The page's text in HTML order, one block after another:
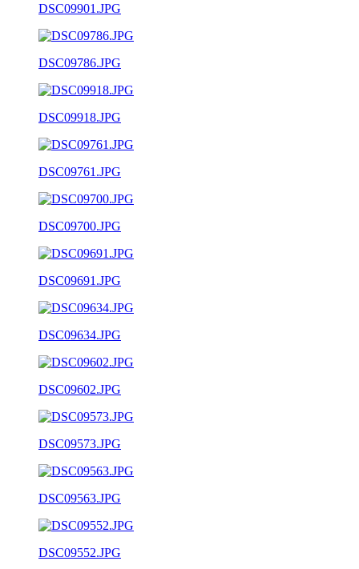
DSC09901.JPG
DSC09786.JPG
DSC09918.JPG
DSC09761.JPG
DSC09700.JPG
DSC09691.JPG
DSC09634.JPG
DSC09602.JPG
DSC09573.JPG
DSC09563.JPG
DSC09552.JPG